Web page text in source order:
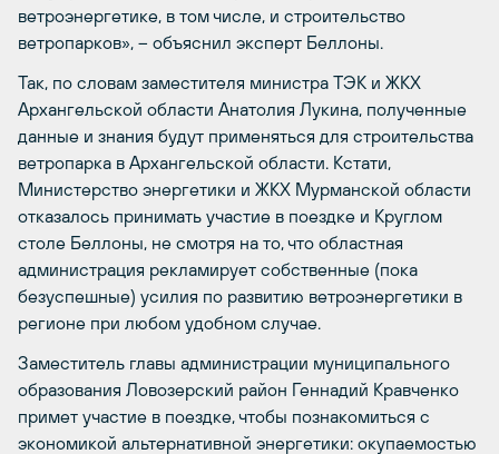
ветроэнергетике, в том числе, и строительство
ветропарков», – объяснил эксперт Беллоны.
Так, по словам заместителя министра ТЭК и ЖКХ
Архангельской области Анатолия Лукина, полученные
данные и знания будут применяться для строительства
ветропарка в Архангельской области. Кстати,
Министерство энергетики и ЖКХ Мурманской области
отказалось принимать участие в поездке и Круглом
столе Беллоны, не смотря на то, что областная
администрация рекламирует собственные (пока
безуспешные) усилия по развитию ветроэнергетики в
регионе при любом удобном случае.
Заместитель главы администрации муниципального
образования Ловозерский район Геннадий Кравченко
примет участие в поездке, чтобы познакомиться с
экономикой альтернативной энергетики: окупаемостью